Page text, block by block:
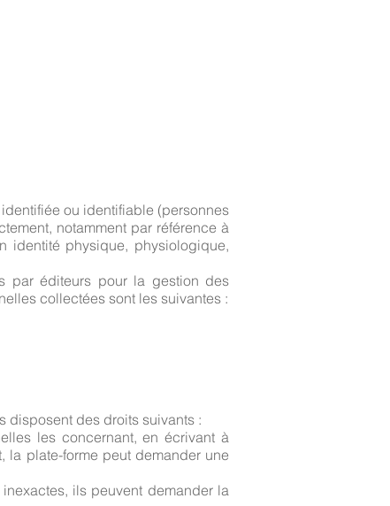
ou identifiable (personnes
notamment par référence à
identité physique, physiologique,
par éditeurs pour la gestion des
collectées sont les suivantes :
disposent des droits suivants :
les concernant, en écrivant à
la plate-forme peut demander une
ils peuvent demander la